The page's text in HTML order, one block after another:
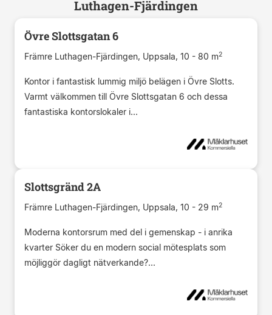
Luthagen-Fjärdingen
Övre Slottsgatan 6
Främre Luthagen-Fjärdingen, Uppsala, 10 - 80 m2
Kontor i fantastisk lummig miljö belägen i Övre Slotts.
Varmt välkommen till Övre Slottsgatan 6 och dessa
fantastiska kontorslokaler i...
Slottsgränd 2A
Främre Luthagen-Fjärdingen, Uppsala, 10 - 29 m2
Moderna kontorsrum med del i gemenskap - i anrika
kvarter Söker du en modern social mötesplats som
möjliggör dagligt nätverkande?...